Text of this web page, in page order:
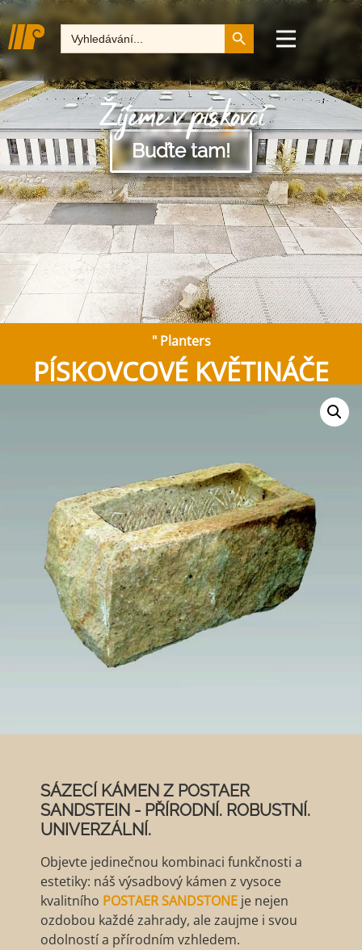
Hledat: Tlačítko pro
Žijeme v pískovci
Buďte tam!
" Planters
PÍSKOVCOVÉ KVĚTINÁČE
SÁZECÍ KÁMEN Z POSTAER
SANDSTEIN - PŘÍRODNÍ. ROBUSTNÍ.
UNIVERZÁLNÍ.
Objevte jedinečnou kombinaci funkčnosti a
estetiky: náš výsadbový kámen z vysoce
kvalitního POSTAER SANDSTONE je nejen
ozdobou každé zahrady, ale zaujme i svou
odolností a přírodním vzhledem.